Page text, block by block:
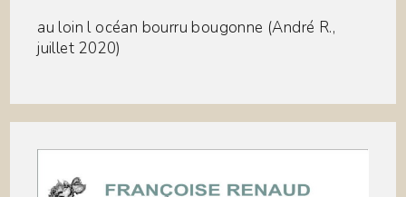
au loin l océan bourru bougonne (André R.,
juillet 2020)